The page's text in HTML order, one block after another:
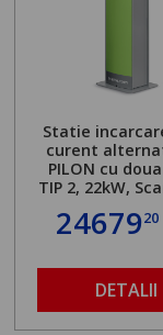
Statie
curent
PILON cu
TIP 2, 22kW,
server
2467920
DETALII